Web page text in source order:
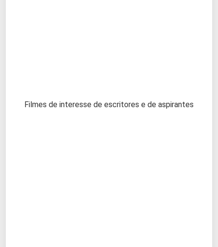
Filmes de interesse de escritores e de aspirantes